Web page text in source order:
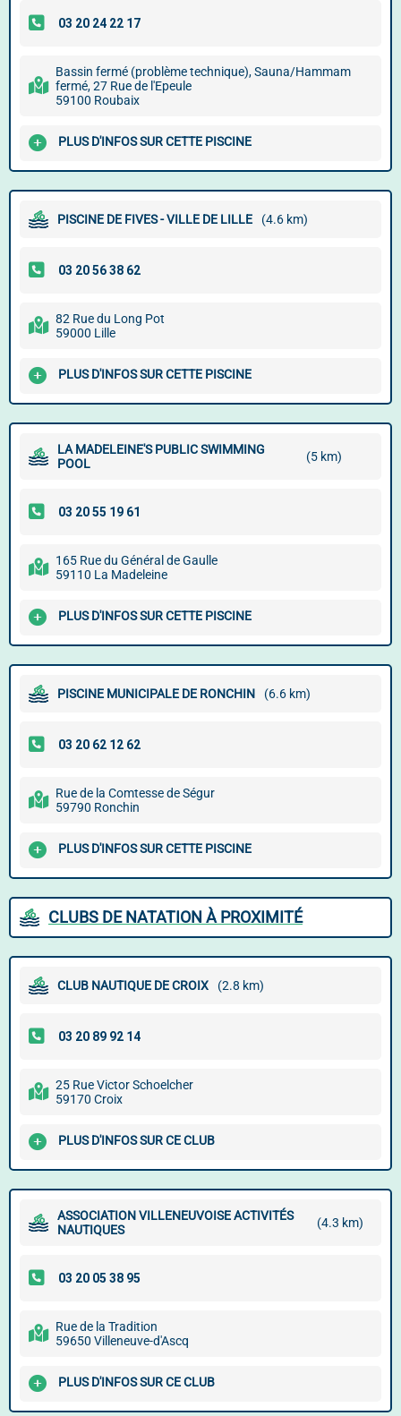
Bassin fermé (problème technique), Sauna/Hammam
fermé, 27 Rue de l'Epeule
59100 Roubaix
PLUS D'INFOS SUR CETTE PISCINE
PISCINE DE FIVES - VILLE DE LILLE (4.6 km)
82 Rue du Long Pot
59000 Lille
PLUS D'INFOS SUR CETTE PISCINE
LA MADELEINE'S PUBLIC SWIMMING
POOL
(5 km)
165 Rue du Général de Gaulle
59110 La Madeleine
PLUS D'INFOS SUR CETTE PISCINE
PISCINE MUNICIPALE DE RONCHIN (6.6 km)
Rue de la Comtesse de Ségur
59790 Ronchin
PLUS D'INFOS SUR CETTE PISCINE
CLUBS DE NATATION À PROXIMITÉ
CLUB NAUTIQUE DE CROIX (2.8 km)
25 Rue Victor Schoelcher
59170 Croix
PLUS D'INFOS SUR CE CLUB
ASSOCIATION VILLENEUVOISE ACTIVITÉS
NAUTIQUES
(4.3 km)
Rue de la Tradition
59650 Villeneuve-d'Ascq
PLUS D'INFOS SUR CE CLUB